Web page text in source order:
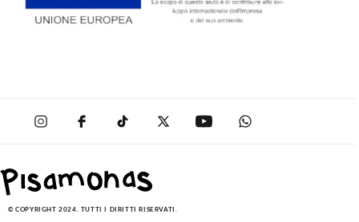
© COPYRIGHT 2024. TUTTI I DIRITTI RISERVATI.